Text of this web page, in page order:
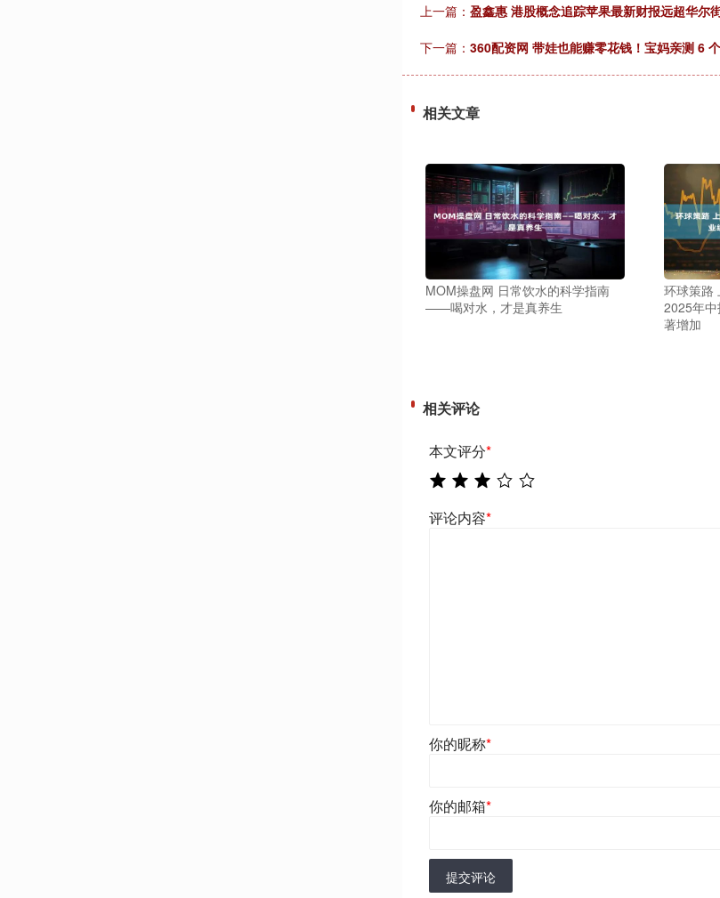
上一篇： 盈鑫惠 港股概念追踪苹果最新财报远超华尔
下一篇： 360配资网 带娃也能赚零花钱！宝妈亲测 6
相关文章
MOM操盘网 日常饮水的科学指南
——喝对水，才是真养生
环球策路
2025年
著增加
相关评论
本文评分*
评论内容*
你的昵称*
你的邮箱*
提交评论